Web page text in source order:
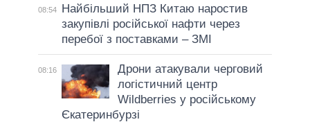
08:54
Найбільший НПЗ Китаю наростив
закупівлі російської нафти через
перебої з поставками – ЗМІ
08:16
Дрони атакували черговий
логістичний центр
Wildberries у російському
Єкатеринбурзі